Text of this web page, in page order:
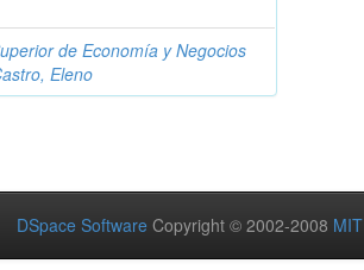
de Economía y Negocios
Eleno
DSpace Software Copyright © 2002-2008 MIT